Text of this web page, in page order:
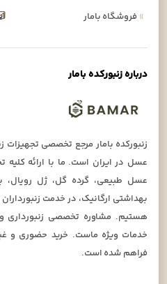
»فروشگاه بامار
درباره زنبورکده بامار
زنبورکده بامار مرجع تخصصی تجهیزات
عسل در ایران است. ما با ارائه کلیه
عسل طبیعی، گرده گل، ژل رویال،
بهداشتی ارگانیک، در خدمت
هستیم. مشاوره تخصصی زنبورداری و
خدمات ویژه ماست. خرید حضوری و
فراهم شده است.